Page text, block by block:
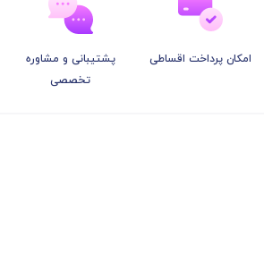
امکان پرداخت اقساطی
پشتیبانی و مشاوره
تخصصی